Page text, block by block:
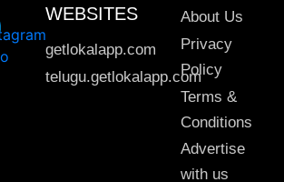
WEBSITES
getlokalapp.com
telugu.getlokalapp.com
About Us
Privacy
Policy
Terms &
Conditions
Advertise
with us